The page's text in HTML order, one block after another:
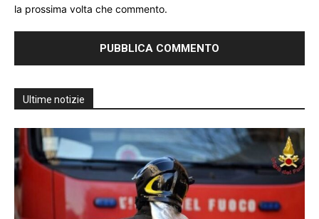
la prossima volta che commento.
Ultime notizie